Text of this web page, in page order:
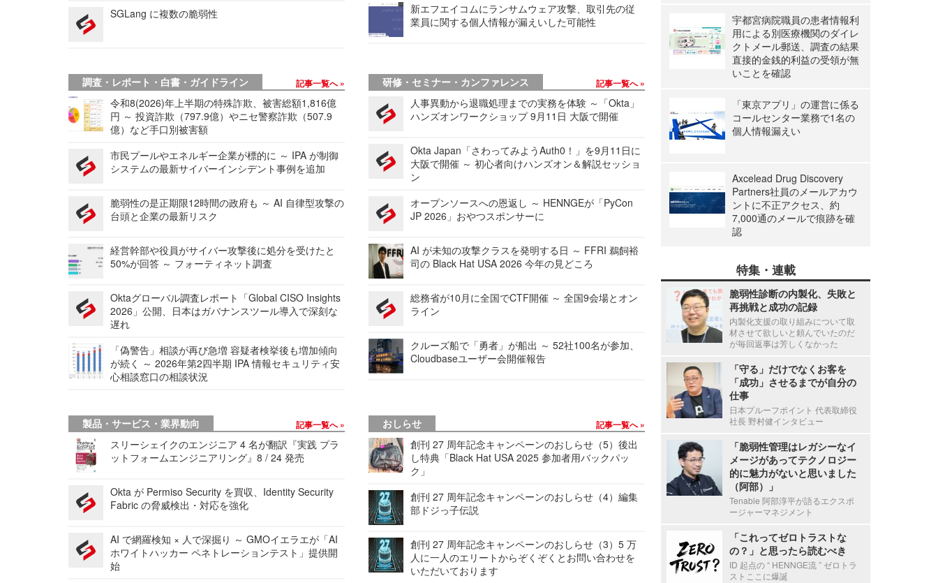
SGLang に複数の脆弱性
新エフエイコムにランサムウェア攻撃、取引先の従
業員に関する個人情報が漏えいした可能性
調査・レポート・白書・ガイドライン 記事一覧へ
令和8(2026)年上半期の特殊詐欺、被害総額1,816億
円 ～ 投資詐欺（797.9億）やニセ警察詐欺（507.9
億）など手口別被害額
市民プールやエネルギー企業が標的に ～ IPA が制御
システムの最新サイバーインシデント事例を追加
脆弱性の是正期限12時間の政府も ～ AI 自律型攻撃の
台頭と企業の最新リスク
経営幹部や役員がサイバー攻撃後に処分を受けたと
50%が回答 ～ フォーティネット調査
Oktaグローバル調査レポート「Global CISO Insights
2026」公開、日本はガバナンスツール導入で深刻な
遅れ
「偽警告」相談が再び急増 容疑者検挙後も増加傾向
が続く ～ 2026年第2四半期 IPA 情報セキュリティ安
心相談窓口の相談状況
研修・セミナー・カンファレンス 記事一覧へ
人事異動から退職処理までの実務を体験 ～「Okta」
ハンズオンワークショップ 9月11日 大阪で開催
Okta Japan「さわってみようAuth0！」を9月11日に
大阪で開催 ～ 初心者向けハンズオン＆解説セッショ
ン
オープンソースへの恩返し ～ HENNGEが「PyCon
JP 2026」おやつスポンサーに
AI が未知の攻撃クラスを発明する日 ～ FFRI 鵜飼裕
司の Black Hat USA 2026 今年の見どころ
総務省が10月に全国でCTF開催 ～ 全国9会場とオン
ライン
クルーズ船で「勇者」が船出 ～ 52社100名が参加、
Cloudbaseユーザー会開催報告
製品・サービス・業界動向 記事一覧へ
スリーシェイクのエンジニア 4 名が翻訳『実践 プラ
ットフォームエンジニアリング』8 / 24 発売
Okta が Permiso Security を買収、Identity Security
Fabric の脅威検出・対応を強化
AI で網羅検知 × 人で深掘り ～ GMOイエラエが「AI
ホワイトハッカー ペネトレーションテスト」提供開
始
おしらせ 記事一覧へ
創刊 27 周年記念キャンペーンのおしらせ（5）後出
し特典「Black Hat USA 2025 参加者用バックパッ
ク」
創刊 27 周年記念キャンペーンのおしらせ（4）編集
部ドジっ子伝説
創刊 27 周年記念キャンペーンのおしらせ（3）5 万
人に一人のエリートからぞくぞくとお問い合わせを
いただいております
宇都宮病院職員の患者情報利
用による別医療機関のダイレ
クトメール郵送、調査の結果
直接的金銭的利益の受領が無
いことを確認
「東京アプリ」の運営に係る
コールセンター業務で1名の
個人情報漏えい
Axcelead Drug Discovery
Partners社員のメールアカウ
ントに不正アクセス、約
7,000通のメールで痕跡を確
認
特集・連載
脆弱性診断の内製化、失敗と
再挑戦と成功の記録
内製化支援の取り組みについて取
材させて欲しいと頼んでいたのだ
が毎回返事は芳しくなかった
「守る」だけでなくお客を
「成功」させるまでが自分の
仕事
日本プルーフポイント 代表取締役
社長 野村健インタビュー
「脆弱性管理はレガシーなイ
メージがあってテクノロジー
的に魅力がないと思いました
（阿部）」
Tenable 阿部淳平が語るエクスポ
ージャーマネジメント
「これってゼロトラストな
の？」と思ったら読むべき
ID 起点の “ HENNGE流 ” ゼロトラ
ストここに爆誕